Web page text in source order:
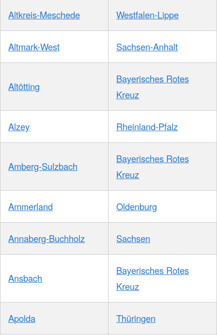
Altkreis-Meschede Westfalen-Lippe
Altmark-West Sachsen-Anhalt
Altötting
Bayerisches Rotes
Kreuz
Alzey Rheinland-Pfalz
Amberg-Sulzbach
Bayerisches Rotes
Kreuz
Ammerland Oldenburg
Annaberg-Buchholz Sachsen
Ansbach
Bayerisches Rotes
Kreuz
Apolda Thüringen